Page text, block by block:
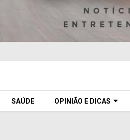
SAÚDE OPINIÃO E DICAS